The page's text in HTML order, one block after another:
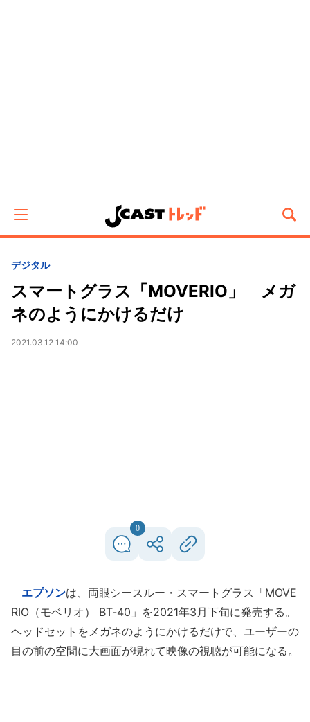
デジタル
スマートグラス「MOVERIO」 メガ
ネのようにかけるだけ
2021.03.12 14:00
0
エプソンは、両眼シースルー・スマートグラス「MOVE
RIO（モベリオ） BT-40」を2021年3月下旬に発売する。
ヘッドセットをメガネのようにかけるだけで、ユーザーの
目の前の空間に大画面が現れて映像の視聴が可能になる。